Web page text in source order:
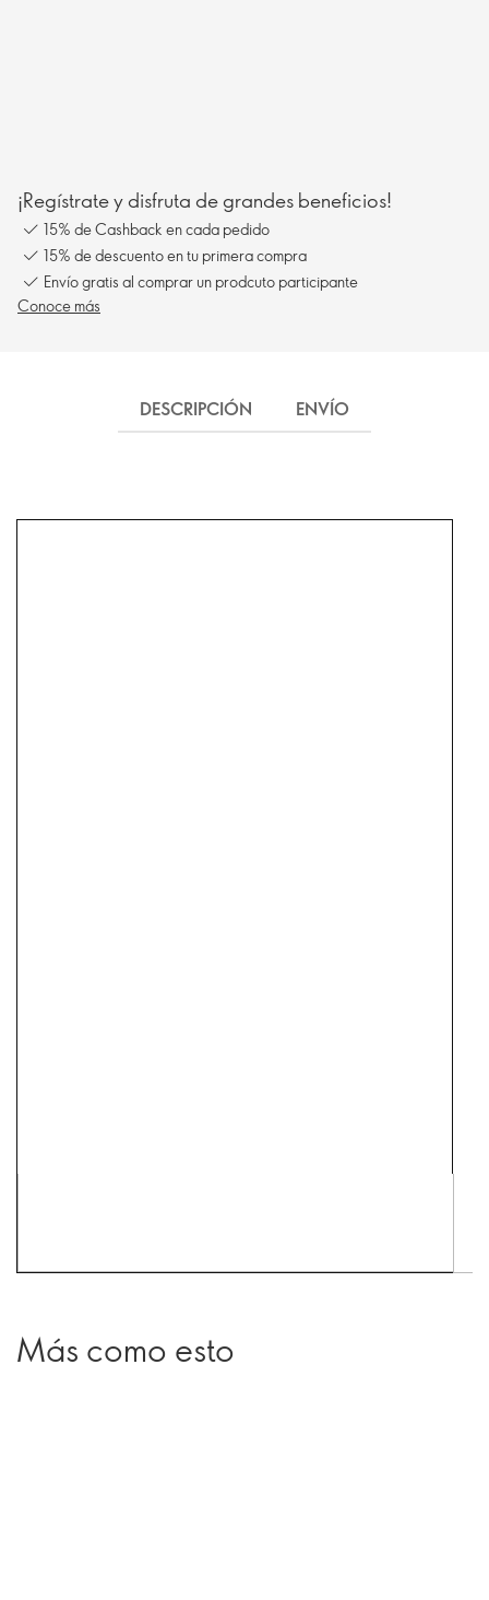
¡Regístrate y disfruta de grandes beneficios!
15% de Cashback en cada pedido
15% de descuento en tu primera compra
Envío gratis al comprar un prodcuto participante
Conoce más
DESCRIPCIÓN ENVÍO
Más como esto